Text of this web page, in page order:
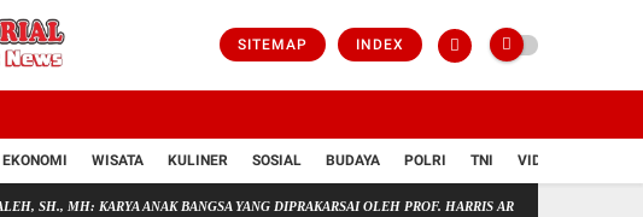
SITEMAP INDEX
EKONOMI WISATA KULINER SOSIAL BUDAYA POLRI TNI VIDIO
ANAK BANGSA YANG DIPRAKARSAI OLEH PROF. HARRIS ARTHUR HAEDAR!